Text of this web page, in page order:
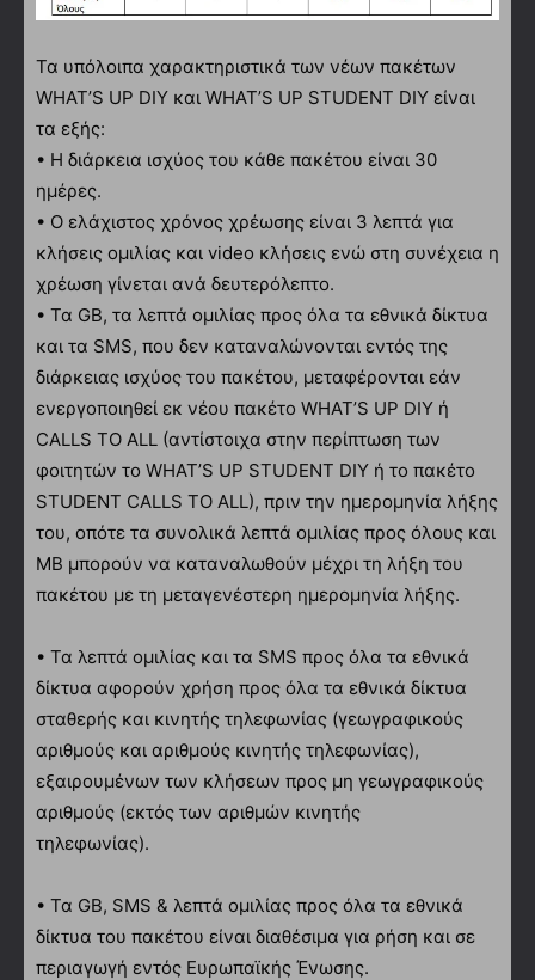
Τα υπόλοιπα χαρακτηριστικά των νέων πακέτων
WHAT’S UP DIY και WHAT’S UP STUDENT DIY είναι
τα εξής:
• Η διάρκεια ισχύος του κάθε πακέτου είναι 30
ημέρες.
• Ο ελάχιστος χρόνος χρέωσης είναι 3 λεπτά για
κλήσεις ομιλίας και video κλήσεις ενώ στη συνέχεια η
χρέωση γίνεται ανά δευτερόλεπτο.
• Τα GΒ, τα λεπτά ομιλίας προς όλα τα εθνικά δίκτυα
και τα SMS, που δεν καταναλώνονται εντός της
διάρκειας ισχύος του πακέτου, μεταφέρονται εάν
ενεργοποιηθεί εκ νέου πακέτο WHAT’S UP DIY ή
CALLS TO ALL (αντίστοιχα στην περίπτωση των
φοιτητών το WHAT’S UP STUDENT DIY ή τo πακέτο
STUDENT CALLS TO ALL), πριν την ημερομηνία λήξης
του, οπότε τα συνολικά λεπτά ομιλίας προς όλους και
ΜΒ μπορούν να καταναλωθούν μέχρι τη λήξη του
πακέτου με τη μεταγενέστερη ημερομηνία λήξης.
• Τα λεπτά ομιλίας και τα SMS προς όλα τα εθνικά
δίκτυα αφορούν χρήση προς όλα τα εθνικά δίκτυα
σταθερής και κινητής τηλεφωνίας (γεωγραφικούς
αριθμούς και αριθμούς κινητής τηλεφωνίας),
εξαιρουμένων των κλήσεων προς μη γεωγραφικούς
αριθμούς (εκτός των αριθμών κινητής
τηλεφωνίας).
• Τα GΒ, SMS & λεπτά ομιλίας προς όλα τα εθνικά
δίκτυα του πακέτου είναι διαθέσιμα για ρήση και σε
περιαγωγή εντός Ευρωπαϊκής Ένωσης.